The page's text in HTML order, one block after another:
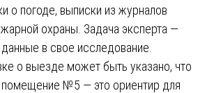
о погоде, выписки из журналов
охраны. Задача эксперта —
данные в свое исследование.
о выезде может быть указано, что
№5 — это ориентир для